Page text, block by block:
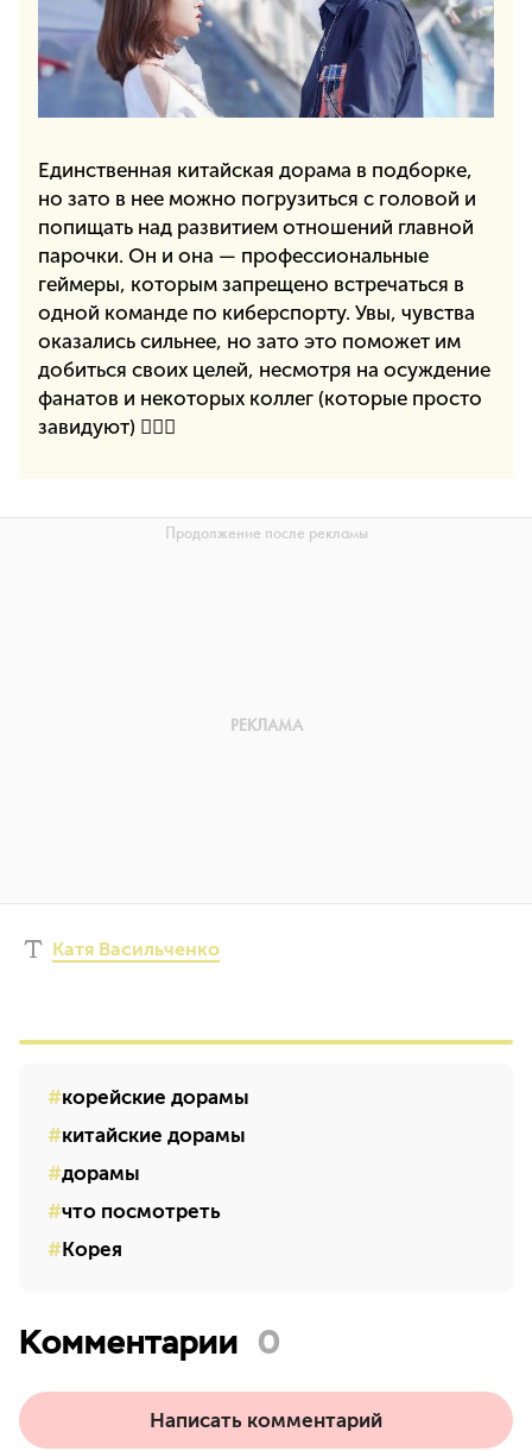
Единственная китайская дорама в подборке,
но зато в нее можно погрузиться с головой и
попищать над развитием отношений главной
парочки. Он и она — профессиональные
геймеры, которым запрещено встречаться в
одной команде по киберспорту. Увы, чувства
оказались сильнее, но зато это поможет им
добиться своих целей, несмотря на осуждение
фанатов и некоторых коллег (которые просто
завидуют) 💁🏻‍♀️
Катя Васильченко
корейские дорамы
китайские дорамы
дорамы
что посмотреть
Корея
Комментарии 0
Написать комментарий